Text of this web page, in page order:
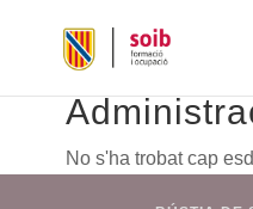
No s'ha trobat cap